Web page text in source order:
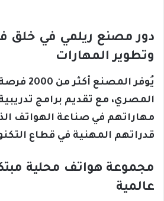
دور مصنع ريلمي في
وتطوير المهارات
يُوفر
المصري، مع تقديم برامج
مهاراتهم في صناعة الهواتف
قدراتهم المهنية في قطاع
مجموعة هواتف محلية
عالمية